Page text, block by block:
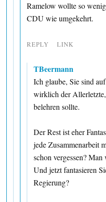
Ramelow wollte so
CDU wie umgekehrt.
REPLY LINK
TBeermann
Ich glaube, Sie sind
wirklich der
belehren sollte.
Der Rest ist eher
jede Zusammenarbeit
schon vergessen?
Und jetzt fantasieren
Regierung?